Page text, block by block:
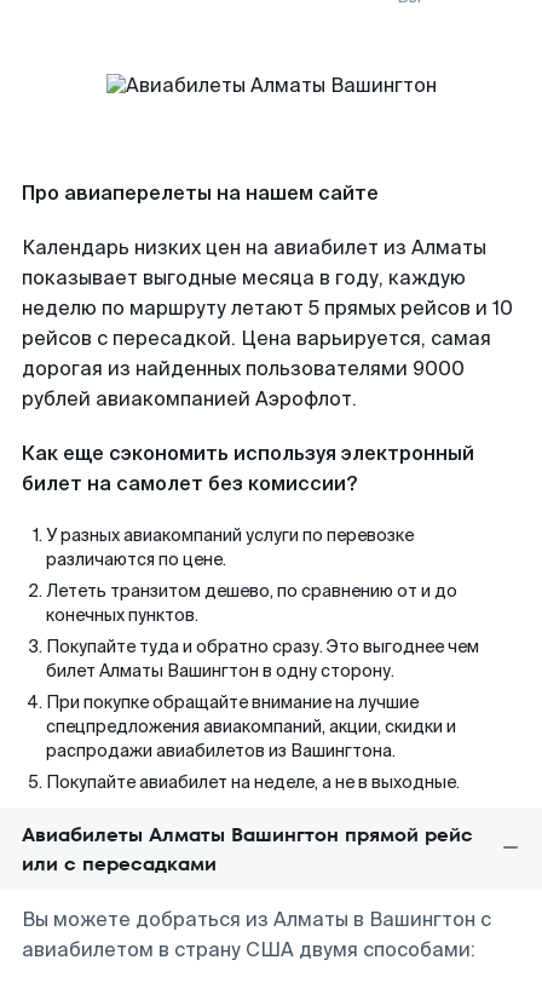
Про авиаперелеты на нашем сайте
Календарь низких цен на авиабилет из Алматы
показывает выгодные месяца в году, каждую
неделю по маршруту летают 5 прямых рейсов и 10
рейсов с пересадкой. Цена варьируется, самая
дорогая из найденных пользователями 9000
рублей авиакомпанией Аэрофлот.
Как еще сэкономить используя электронный
билет на самолет без комиссии?
У разных авиакомпаний услуги по перевозке
различаются по цене.
Лететь транзитом дешево, по сравнению от и до
конечных пунктов.
Покупайте туда и обратно сразу. Это выгоднее чем
билет Алматы Вашингтон в одну сторону.
При покупке обращайте внимание на лучшие
спецпредложения авиакомпаний, акции, скидки и
распродажи авиабилетов из Вашингтона.
Покупайте авиабилет на неделе, а не в выходные.
Авиабилеты Алматы Вашингтон прямой рейс
или с пересадками
Вы можете добраться из Алматы в Вашингтон с
авиабилетом в страну США двумя способами: